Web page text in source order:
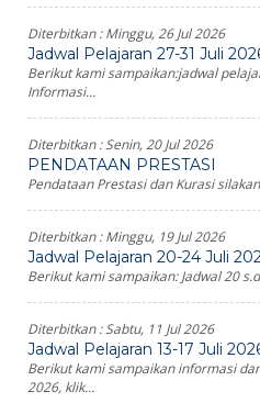
Diterbitkan :Minggu, 26 Jul 2026
Jadwal Pelajaran 27-31 Juli
Berikut kami sampaikan:jadwal
Informasi...
Diterbitkan :Senin, 20 Jul 2026
PENDATAAN PRESTASI
Pendataan Prestasi dan Kurasi
Diterbitkan :Minggu, 19 Jul 2026
Jadwal Pelajaran 20-24 Juli
Berikut kami sampaikan: Jadwal 20
Diterbitkan :Sabtu, 11 Jul 2026
Jadwal Pelajaran 13-17 Juli
Berikut kami sampaikan informasi
2026, klik...